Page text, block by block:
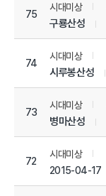
75
시대미상
구룡산성
74
시대미상
시루봉산성
73
시대미상
병마산성
72
시대미상
2015-04-17